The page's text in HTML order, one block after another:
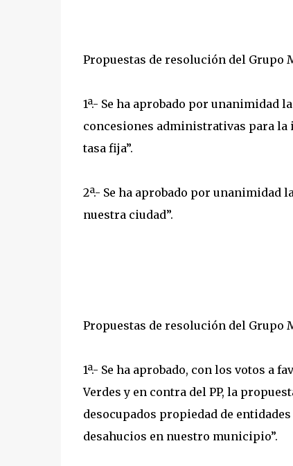
Propuestas de resolución del Grupo
1ª.- Se ha aprobado por unanimidad
concesiones administrativas para la
tasa fija”.
2ª.- Se ha aprobado por
nuestra ciudad”.
Propuestas de resolución del Grupo
1ª.- Se ha aprobado, con los votos a
Verdes y en contra del PP, la
desocupados propiedad de
desahucios en nuestro municipio”.